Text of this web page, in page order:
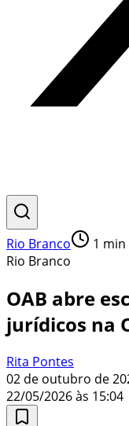
Rio Branco 1 min
Rio Branco
​OAB abre
jurídicos na
Rita Pontes
02 de outubro de
22/05/2026 às 15:04